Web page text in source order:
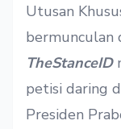
Utusan
bermunculan
TheStanceID
petisi daring
Presiden